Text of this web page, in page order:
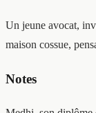
Un jeune avocat,
maison cossue,
Notes